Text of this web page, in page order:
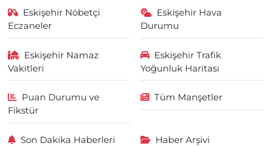
Eskişehir Nöbetçi
Eczaneler
Eskişehir Hava
Durumu
Eskişehir Namaz
Vakitleri
Eskişehir Trafik
Yoğunluk Haritası
Puan Durumu ve
Fikstür
Tüm Manşetler
Son Dakika Haberleri Haber Arşivi